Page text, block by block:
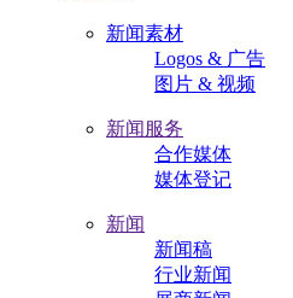
新闻素材
Logos & 广告
图片 & 视频
新闻服务
合作媒体
媒体登记
新闻
新闻稿
行业新闻